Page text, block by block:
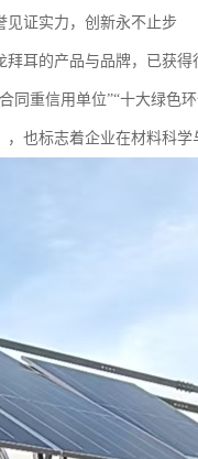
见证实力，创新永不止步
拜耳的产品与品牌，已获得
同重信用单位”“十大绿色
，也标志着企业在材料科学